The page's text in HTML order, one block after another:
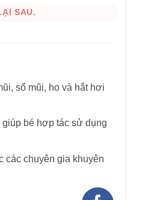
SAU.
sổ mũi, ho và hắt hơi
bé hợp tác sử dụng
chuyên gia khuyên